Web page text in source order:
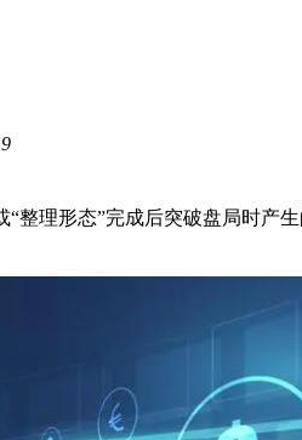
“整理形态”完成后突破盘局时